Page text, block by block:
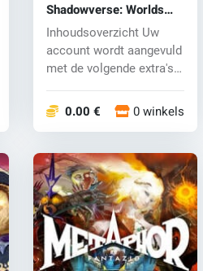
Shadowverse: Worlds
Beyond-Starter Bundle
(PC) key
Inhoudsoverzicht Uw
account wordt aangevuld
met de volgende extra's:
0.00 € 0 winkels